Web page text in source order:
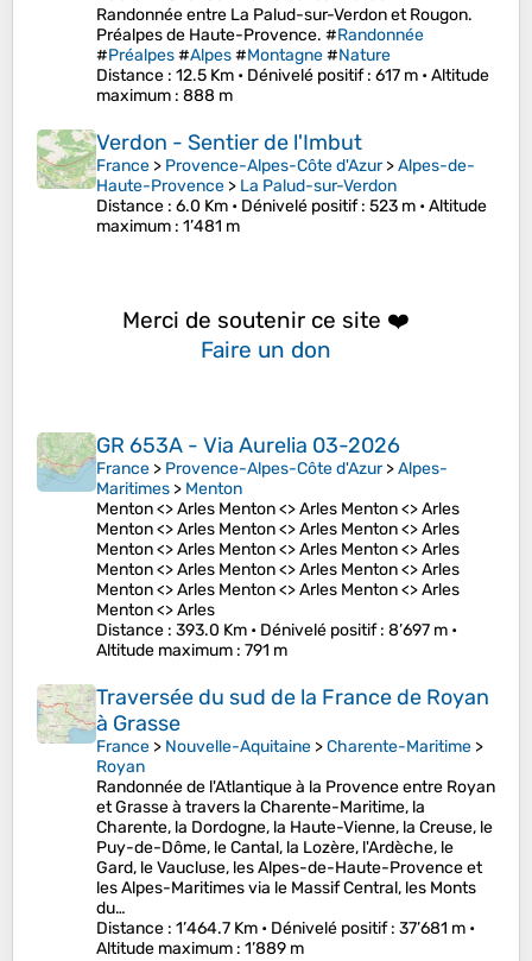
Randonnée entre La Palud-sur-Verdon et Rougon.
Préalpes de Haute-Provence. #Randonnée
#Préalpes#Alpes#Montagne#Nature
Distance : 12.5 Km • Dénivelé positif: 617 m •Altitude
maximum : 888 m
Verdon - Sentier de l'Imbut
France > Provence-Alpes-Côte d'Azur>Alpes-de-
Haute-Provence > La Palud-sur-Verdon
Distance : 6.0 Km • Dénivelé positif: 523 m •Altitude
maximum : 1’481 m
Merci de soutenir ce site ❤️
Faire un don
GR 653A - Via Aurelia 03-2026
France > Provence-Alpes-Côte d'Azur>Alpes-
Maritimes > Menton
Menton <> Arles Menton <> Arles Menton <> Arles
Menton <> Arles Menton <> Arles Menton <> Arles
Menton <> Arles Menton <> Arles Menton <> Arles
Menton <> Arles Menton <> Arles Menton <> Arles
Menton <> Arles Menton <> Arles Menton <> Arles
Menton <> Arles
Distance : 393.0 Km • Dénivelé positif: 8’697 m •
Altitude maximum : 791 m
Traversée du sud de la France de Royan
à Grasse
France > Nouvelle-Aquitaine >Charente-Maritime >
Royan
Randonnée de l'Atlantique à la Provence entre Royan
et Grasse à travers la Charente-Maritime, la
Charente, la Dordogne, la Haute-Vienne, la Creuse, le
Puy-de-Dôme, le Cantal, la Lozère, l'Ardèche, le
Gard, le Vaucluse, les Alpes-de-Haute-Provence et
les Alpes-Maritimes via le Massif Central, les Monts
du…
Distance : 1’464.7 Km • Dénivelé positif: 37’681 m •
Altitude maximum : 1’889 m